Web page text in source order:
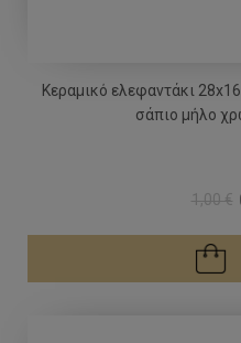
Κεραμικό ελεφαντάκι
σάπιο μήλο
1,00 €